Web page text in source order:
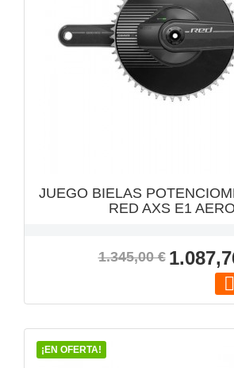
JUEGO BIELAS
RED AXS E1
Precio
1.345,00 € Precio

¡EN OFERTA!
VISTA RÁPIDA